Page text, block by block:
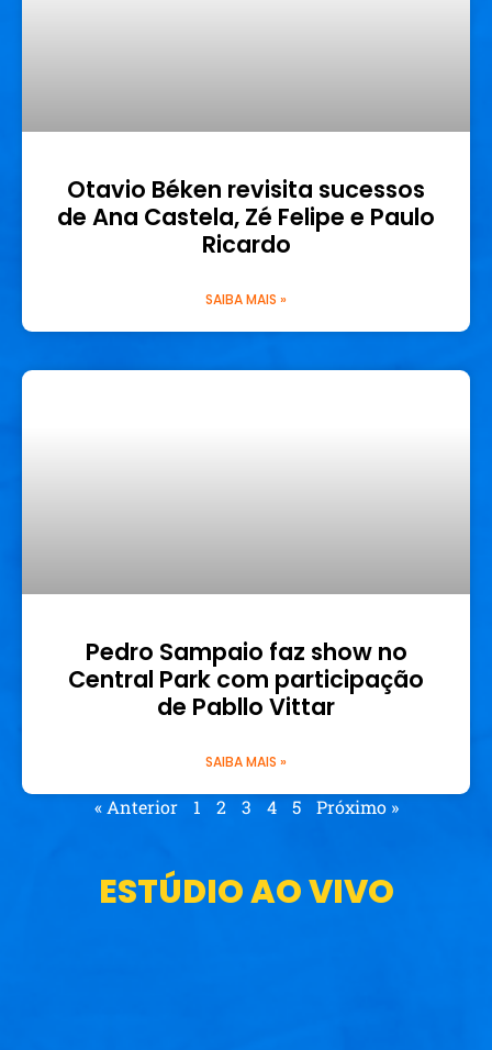
Otavio Béken revisita sucessos
de Ana Castela, Zé Felipe e Paulo
Ricardo
SAIBA MAIS »
Pedro Sampaio faz show no
Central Park com participação
de Pabllo Vittar
SAIBA MAIS »
« Anterior 1 2 3 4 5 Próximo »
ESTÚDIO AO VIVO